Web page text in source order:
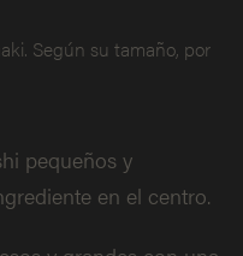
Según su tamaño, por
pequeños y
en el centro.